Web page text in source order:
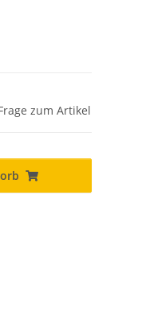
zum Artikel